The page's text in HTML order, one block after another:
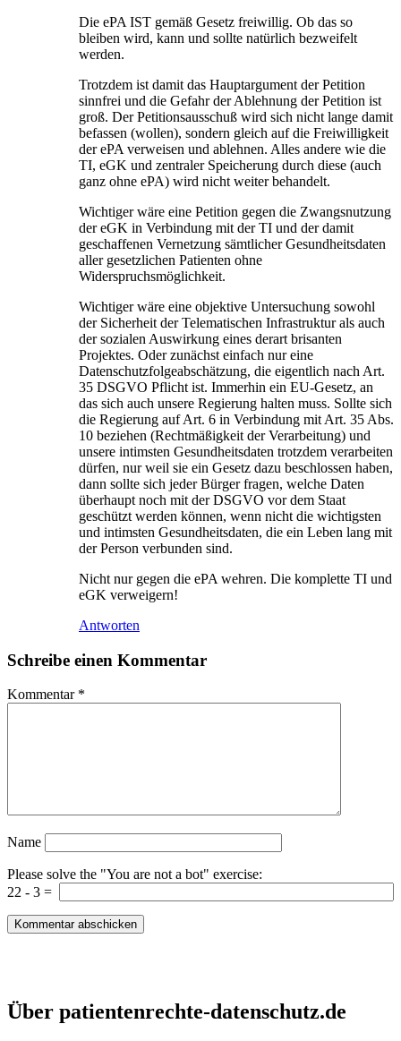
Die ePA IST gemäß Gesetz freiwillig. Ob das so
bleiben wird, kann und sollte natürlich bezweifelt
werden.
Trotzdem ist damit das Hauptargument der Petition
sinnfrei und die Gefahr der Ablehnung der Petition ist
groß. Der Petitionsausschuß wird sich nicht lange damit
befassen (wollen), sondern gleich auf die Freiwilligkeit
der ePA verweisen und ablehnen. Alles andere wie die
TI, eGK und zentraler Speicherung durch diese (auch
ganz ohne ePA) wird nicht weiter behandelt.
Wichtiger wäre eine Petition gegen die Zwangsnutzung
der eGK in Verbindung mit der TI und der damit
geschaffenen Vernetzung sämtlicher Gesundheitsdaten
aller gesetzlichen Patienten ohne
Widerspruchsmöglichkeit.
Wichtiger wäre eine objektive Untersuchung sowohl
der Sicherheit der Telematischen Infrastruktur als auch
der sozialen Auswirkung eines derart brisanten
Projektes. Oder zunächst einfach nur eine
Datenschutzfolgeabschätzung, die eigentlich nach Art.
35 DSGVO Pflicht ist. Immerhin ein EU-Gesetz, an
das sich auch unsere Regierung halten muss. Sollte sich
die Regierung auf Art. 6 in Verbindung mit Art. 35 Abs.
10 beziehen (Rechtmäßigkeit der Verarbeitung) und
unsere intimsten Gesundheitsdaten trotzdem verarbeiten
dürfen, nur weil sie ein Gesetz dazu beschlossen haben,
dann sollte sich jeder Bürger fragen, welche Daten
überhaupt noch mit der DSGVO vor dem Staat
geschützt werden können, wenn nicht die wichtigsten
und intimsten Gesundheitsdaten, die ein Leben lang mit
der Person verbunden sind.
Nicht nur gegen die ePA wehren. Die komplette TI und
eGK verweigern!
Antworten
Schreibe einen Kommentar
Kommentar *
Name
Please solve the "You are not a bot" exercise:
22 - 3 =
Patientenrechte und Datenschutz e.V.
Über patientenrechte-datenschutz.de